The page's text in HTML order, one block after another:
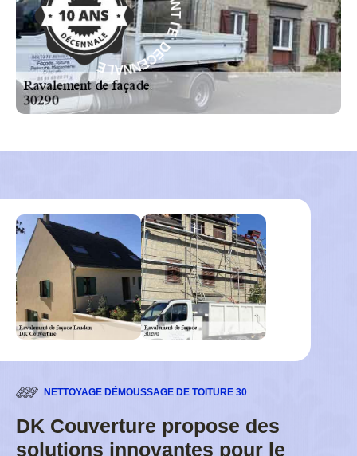
G
A
R
A
N
T
I
E
D
É
D
É
C
E
N
N
A
L
E
-
NETTOYAGE DÉMOUSSAGE DE TOITURE 30
DK Couverture propose des
solutions innovantes pour le